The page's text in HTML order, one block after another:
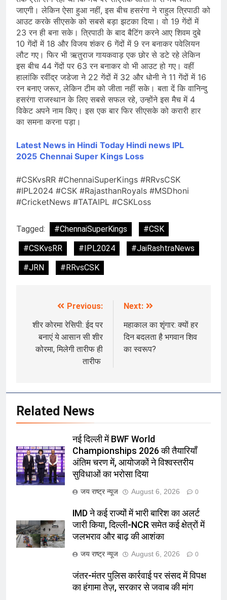
जाएगी। लेकिन ऐसा हुआ नहीं, इस बीच हसरंगा ने राहुल त्रिपाठी को
आउट करके सीएसके को सबसे बड़ा झटका दिया। वो 19 गेंदों में
23 रन ही बना सके। त्रिपाठी के बाद बैटिंग करने आए शिवम दुबे
10 गेंदों में 18 और विजय शंकर 6 गेंदों में 9 रन बनाकर पवेलियन
लौट गए। फिर भी ऋतुराज गायकवाड़ एक छोर से डटे रहे लेकिन
इस बीच 44 गेंदों पर 63 रन बनाकर वो भी आउट हो गए। वहीं
हालांकि रवींद्र जडेजा ने 22 गेंदों में 32 और धोनी ने 11 गेंदों में 16
रन बनाए जरूर, लेकिन टीम को जीता नहीं सके। बता दें कि वानिन्दु
हसरंगा राजस्थान के लिए सबसे सफल रहे, उन्होंने इस मैच में 4
विकेट अपने नाम किए। इस एक बार फिर सीएसके को करारी हार
का समना करना पड़ा।
Latest News in Hindi Today Hindi news IPL
2025 Chennai Super Kings Loss
#CSKvsRR #ChennaiSuperKings #RRvsCSK
#IPL2024 #CSK #RajasthanRoyals #MSDhoni
#CricketNews #TATAIPL #CSKLoss
Tagged: #ChennaiSuperKings
#CSK
#CSKvsRR
#IPL2024
#JaiRashtraNews
#JRN
#RRvsCSK
navigation
Previous:
शीर कोरमा रेसिपी: ईद पर
बनाएं ये आसान सी शीर
कोरमा, मिलेगी तारीफ ही
तारीफ
Next:
महाकाल का शृंगार: क्यों हर
दिन बदलता है भगवान शिव
का स्वरूप?
Related News
नई दिल्ली में BWF World
Championships 2026 की तैयारियाँ
अंतिम चरण में, आयोजकों ने विश्वस्तरीय
सुविधाओं का भरोसा दिया
जय राष्ट्र न्यूज August 6, 2026 0
IMD ने कई राज्यों में भारी बारिश का अलर्ट
जारी किया, दिल्ली-NCR समेत कई क्षेत्रों में
जलभराव और बाढ़ की आशंका
जय राष्ट्र न्यूज August 6, 2026 0
जंतर-मंतर पुलिस कार्रवाई पर संसद में विपक्ष
का हंगामा तेज़, सरकार से जवाब की मांग